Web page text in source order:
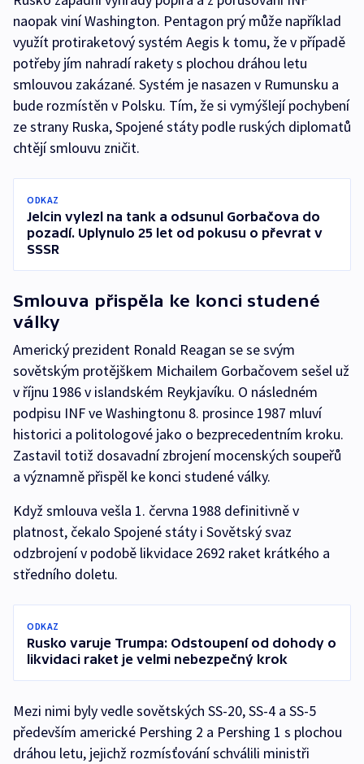
naopak viní Washington. Pentagon prý může například
využít protiraketový systém Aegis k tomu, že v případě
potřeby jím nahradí rakety s plochou dráhou letu
smlouvou zakázané. Systém je nasazen v Rumunsku a
bude rozmístěn v Polsku. Tím, že si vymýšlejí pochybení
ze strany Ruska, Spojené státy podle ruských diplomatů
chtějí smlouvu zničit.
ODKAZ
Jelcin vylezl na tank a odsunul Gorbačova do
pozadí. Uplynulo 25 let od pokusu o převrat v
SSSR
Smlouva přispěla ke konci studené
války
Americký prezident Ronald Reagan se se svým
sovětským protějškem Michailem Gorbačovem sešel už
v říjnu 1986 v islandském Reykjavíku. O následném
podpisu INF ve Washingtonu 8. prosince 1987 mluví
historici a politologové jako o bezprecedentním kroku.
Zastavil totiž dosavadní zbrojení mocenských soupeřů
a významně přispěl ke konci studené války.
Když smlouva vešla 1. června 1988 definitivně v
platnost, čekalo Spojené státy i Sovětský svaz
odzbrojení v podobě likvidace 2692 raket krátkého a
středního doletu.
ODKAZ
Rusko varuje Trumpa: Odstoupení od dohody o
likvidaci raket je velmi nebezpečný krok
Mezi nimi byly vedle sovětských SS-20, SS-4 a SS-5
především americké Pershing 2 a Pershing 1 s plochou
dráhou letu, jejichž rozmísťování schválili ministři